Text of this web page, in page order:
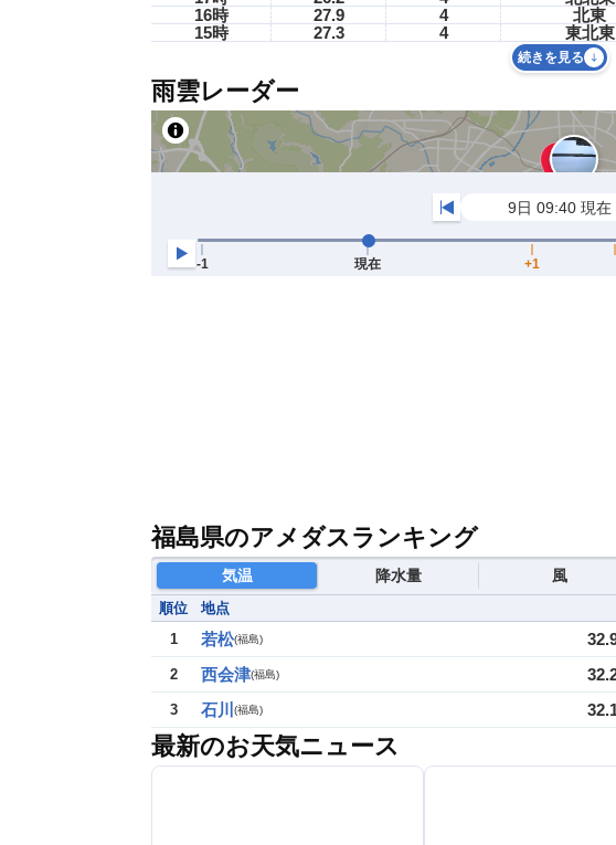
16時
27.9 4 北東
15時
27.3 4 東北東
続きを見る
雨雲レーダー
福島県のアメダスランキング
気温 降水量 風
順位 地点
1
若松(福島)
2 西会津(福島)
3 石川 (福島)
最新のお天気ニュース